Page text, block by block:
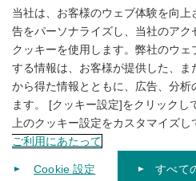
ソーシャルメデ
個人情報保
サイトマ
当社は、お客様のウェブ体験を向
告をパーソナライズし、当社のアク
クッキーを使用します。弊社のウェ
する情報は、お客様が提供した、ま
から得た情報とともに、広告、分析
ます。 [クッキー設定]をクリックし
上のクッキー設定をカスタマイズし
ご利用にあたって
Cookie 設定 すべて